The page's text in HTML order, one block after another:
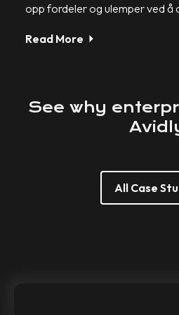
opp fordeler og ulemper ved å
Read More
See why
All Case